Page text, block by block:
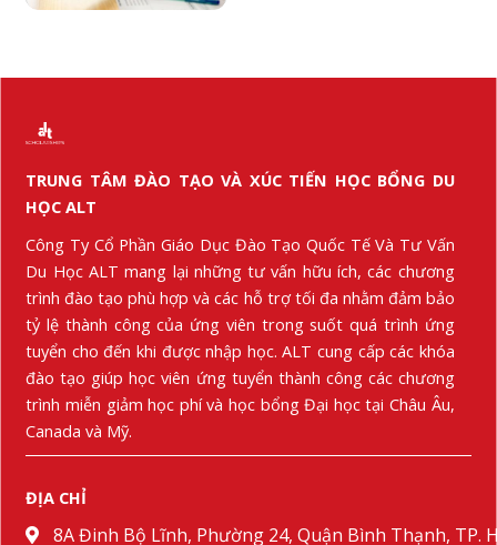
TRUNG TÂM ĐÀO TẠO VÀ XÚC TIẾN HỌC BỔNG DU
HỌC ALT
Công Ty Cổ Phần Giáo Dục Đào Tạo Quốc Tế Và Tư Vấn
Du Học ALT mang lại những tư vấn hữu ích, các chương
trình đào tạo phù hợp và các hỗ trợ tối đa nhằm đảm bảo
tỷ lệ thành công của ứng viên trong suốt quá trình ứng
tuyển cho đến khi được nhập học. ALT cung cấp các khóa
đào tạo giúp học viên ứng tuyển thành công các chương
trình miễn giảm học phí và học bổng Đại học tại Châu Âu,
Canada và Mỹ.
ĐỊA CHỈ
8A Đinh Bộ Lĩnh, Phường 24, Quận Bình Thạnh, TP.